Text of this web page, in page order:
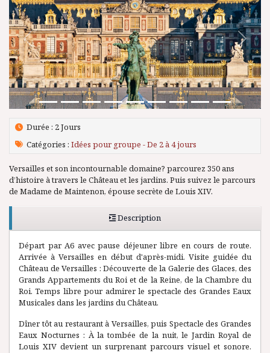
Précédent Suivant
Durée : 2 Jours
Catégories : Idées pour groupe - De 2 à 4 jours
Versailles et son incontournable domaine? parcourez 350 ans
d’histoire à travers le Château et les jardins. Puis suivez le parcours
de Madame de Maintenon, épouse secrète de Louis XIV.
Description
Départ par A6 avec pause déjeuner libre en cours de route.
Arrivée à Versailles en début d'après-midi. Visite guidée du
Château de Versailles : Découverte de la Galerie des Glaces, des
Grands Appartements du Roi et de la Reine, de la Chambre du
Roi. Temps libre pour admirer le spectacle des Grandes Eaux
Musicales dans les jardins du Château.
Dîner tôt au restaurant à Versailles, puis Spectacle des Grandes
Eaux Nocturnes : À la tombée de la nuit, le Jardin Royal de
Louis XIV devient un surprenant parcours visuel et sonore.